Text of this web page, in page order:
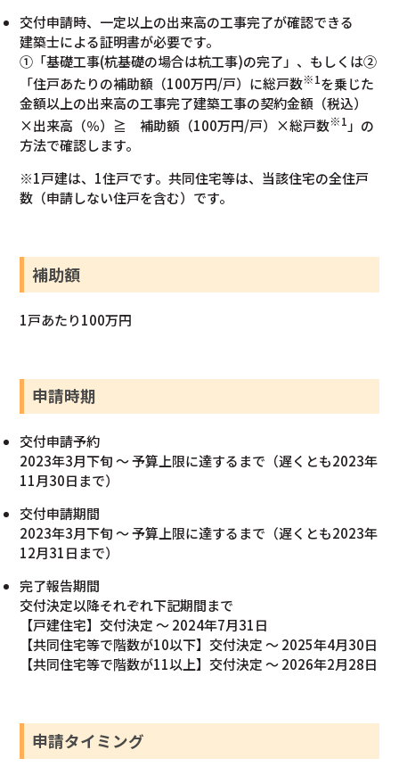
交付申請時、一定以上の出来高の工事完了が確認できる
建築士による証明書が必要です。
①「基礎工事(杭基礎の場合は杭工事)の完了」、もしくは②
「住戸あたりの補助額（100万円/戸）に総戸数※1を乗じた
金額以上の出来高の工事完了建築工事の契約金額（税込）
×出来高（％）≧ 補助額（100万円/戸）×総戸数※1 」の
方法で確認します。
※1戸建は、1住戸です。共同住宅等は、当該住宅の全住戸
数（申請しない住戸を含む）です。
補助額
1戸あたり100万円
申請時期
交付申請予約
2023年3月下旬 ～ 予算上限に達するまで（遅くとも2023年
11月30日まで）
交付申請期間
2023年3月下旬 ～ 予算上限に達するまで（遅くとも2023年
12月31日まで）
完了報告期間
交付決定以降それぞれ下記期間まで
【戸建住宅】交付決定 ～ 2024年7月31日
【共同住宅等で階数が10以下】交付決定 ～ 2025年4月30日
【共同住宅等で階数が11以上】交付決定 ～ 2026年2月28日
申請タイミング